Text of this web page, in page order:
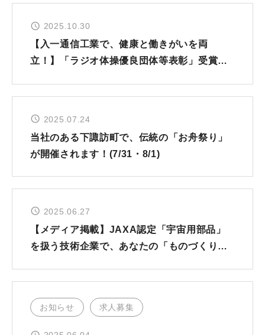
2025.10.30
【入一通信工業で、健康と働きがいを両
立！】「ラジオ体操優良団体等表彰」受賞の
2025.07.24
当社のある下諏訪町で、伝統の「お舟祭り」
が開催されます！(7/31・8/1)
2025.06.27
【メディア掲載】JAXA認定「宇宙用部品」
を扱う技術企業で、あなたの「ものづくり」
お知らせ 求人募集